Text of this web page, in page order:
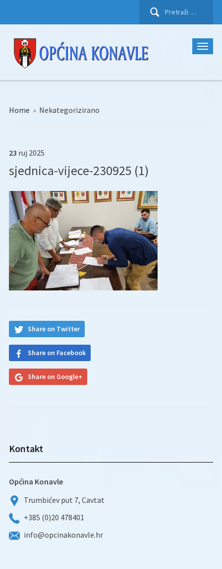
Pretraži:
Home » Nekategorizirano
23 ruj 2025
sjednica-vijece-230925 (1)
Share on Twitter
Share on Facebook
Share on Google+
Kontakt
Općina Konavle
Trumbićev put 7, Cavtat
+385 (0)20 478401
info@opcinakonavle.hr